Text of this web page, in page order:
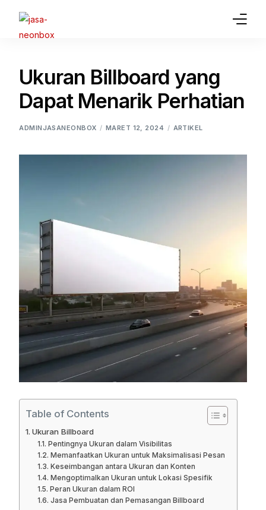
Ukuran Billboard yang
Dapat Menarik Perhatian
ADMINJASANEONBOX MARET 12, 2024 ARTIKEL
Table of Contents
Ukuran Billboard
Pentingnya Ukuran dalam Visibilitas
Memanfaatkan Ukuran untuk Maksimalisasi Pesan
Keseimbangan antara Ukuran dan Konten
Mengoptimalkan Ukuran untuk Lokasi Spesifik
Peran Ukuran dalam ROI
Jasa Pembuatan dan Pemasangan Billboard